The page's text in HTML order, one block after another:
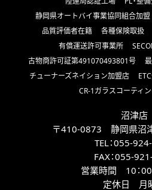
静岡県オートバイ事業協同組合加盟
品質評価者在籍
各種保険取扱
有償運送許可事業所
古物商許可証第491070493801号
チューナーズネイション加盟店
CR-1ガラスコーティ
沼津店
〒410-0873 静岡県沼
TEL：055-
FAX：055-
営業時間 10：00
定休日 月